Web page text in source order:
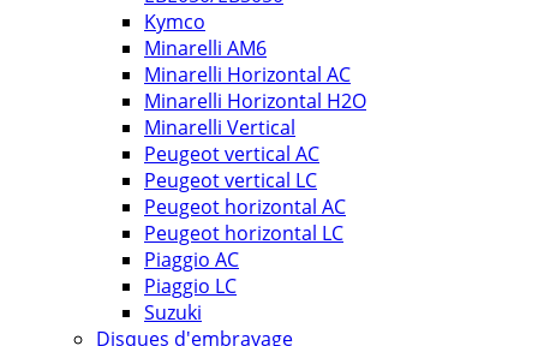
Kymco
Minarelli AM6
Minarelli Horizontal AC
Minarelli Horizontal H2O
Minarelli Vertical
Peugeot vertical AC
Peugeot vertical LC
Peugeot horizontal AC
Peugeot horizontal LC
Piaggio AC
Piaggio LC
Suzuki
Disques d'embrayage